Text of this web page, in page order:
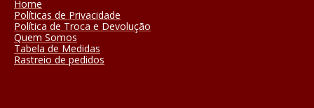
Home
Políticas de Privacidade
Política de Troca e Devolução
Quem Somos
Tabela de Medidas
Rastreio de pedidos